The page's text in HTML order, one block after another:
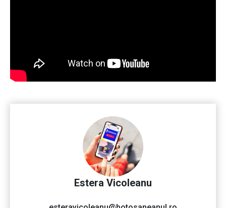
Estera Vicoleanu